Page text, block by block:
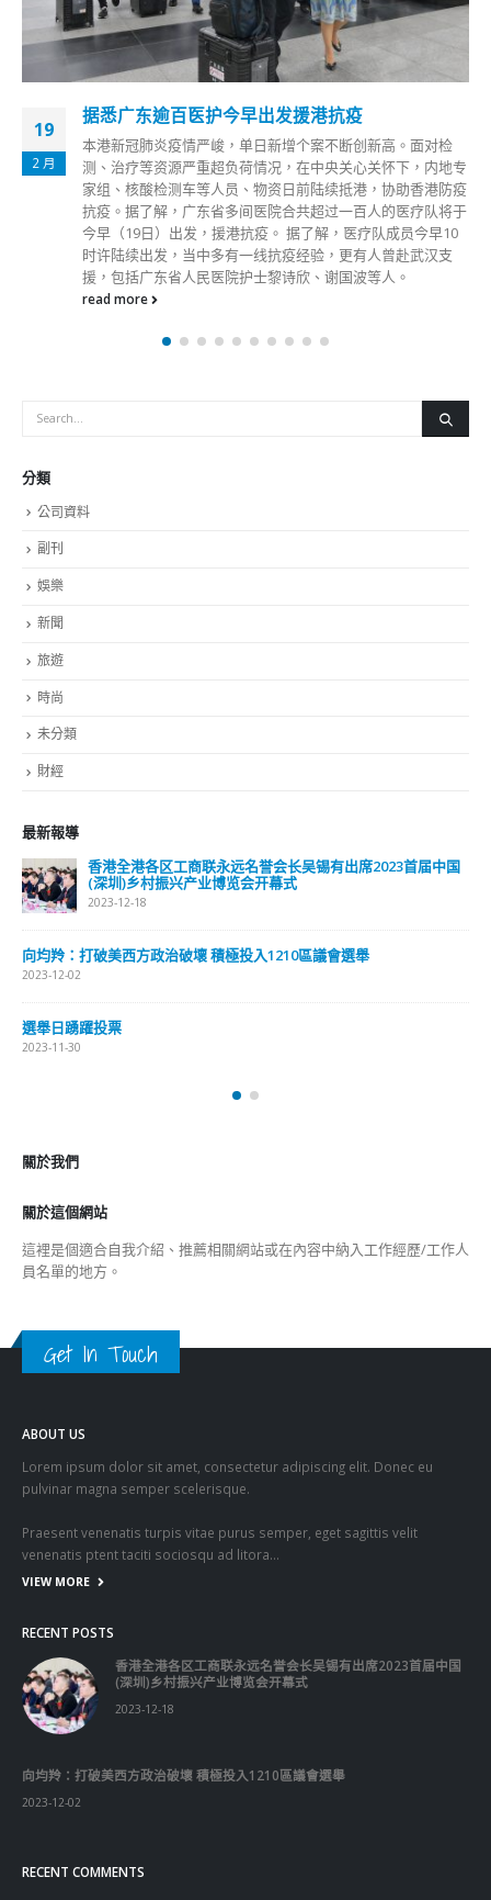
19
2 月
据悉广东逾百医护今早出发援港抗疫
本港新冠肺炎疫情严峻，单日新增个案不断创新高。面对检
测、治疗等资源严重超负荷情况，在中央关心关怀下，内地专
家组、核酸检测车等人员、物资日前陆续抵港，协助香港防疫
抗疫。据了解，广东省多间医院合共超过一百人的医疗队将于
今早（19日）出发，援港抗疫。 据了解，医疗队成员今早10
时许陆续出发，当中多有一线抗疫经验，更有人曾赴武汉支
援，包括广东省人民医院护士黎诗欣、谢国波等人。
read more
分類
公司資料
副刊
娛樂
新聞
旅遊
時尚
未分類
財經
最新報導
香港全港各区工商联永远名誉会长吴锡有出席2023首届中国
(深圳)乡村振兴产业博览会开幕式
2023-12-18
向均羚：打破美西方政治破壞 積極投入1210區議會選舉
2023-12-02
選舉日踴躍投票
2023-11-30
關於我們
關於這個網站
這裡是個適合自我介紹、推薦相關網站或在內容中納入工作經歷/工作人
員名單的地方。
Get In Touch
ABOUT US
Lorem ipsum dolor sit amet, consectetur adipiscing elit. Donec eu
pulvinar magna semper scelerisque.
Praesent venenatis turpis vitae purus semper, eget sagittis velit
venenatis ptent taciti sociosqu ad litora…
VIEW MORE
RECENT POSTS
香港全港各区工商联永远名誉会长吴锡有出席2023首届中国
(深圳)乡村振兴产业博览会开幕式
2023-12-18
向均羚：打破美西方政治破壞 積極投入1210區議會選舉
2023-12-02
RECENT COMMENTS